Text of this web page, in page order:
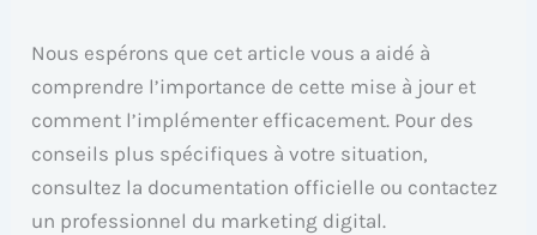
Nous espérons que cet article vous a aidé à
comprendre l’importance de cette mise à jour et
comment l’implémenter efficacement. Pour des
conseils plus spécifiques à votre situation,
consultez la documentation officielle ou contactez
un professionnel du marketing digital.